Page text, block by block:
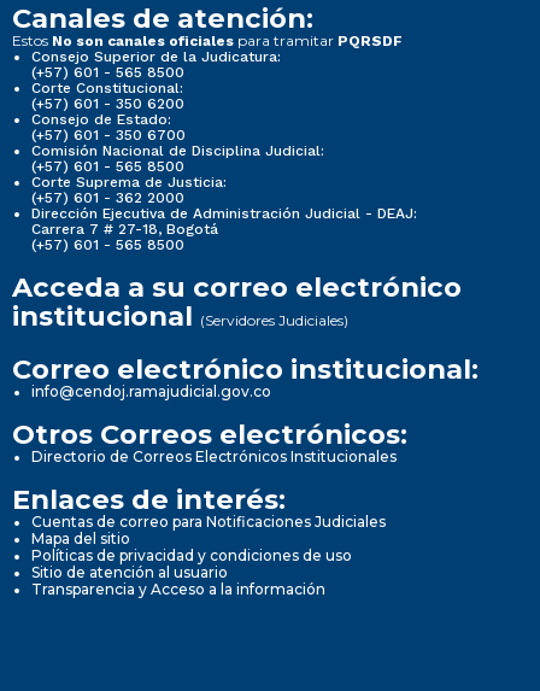
Canales de atención:
Estos No son canales oficiales para tramitar PQRSDF
Consejo Superior de la Judicatura:
(+57) 601 - 565 8500
Corte Constitucional:
(+57) 601 - 350 6200
Consejo de Estado:
(+57) 601 - 350 6700
Comisión Nacional de Disciplina Judicial:
(+57) 601 - 565 8500
Corte Suprema de Justicia:
(+57) 601 - 362 2000
Dirección Ejecutiva de Administración Judicial - DEAJ:
Carrera 7 # 27-18, Bogotá
(+57) 601 - 565 8500
Acceda a su correo electrónico
institucional (Servidores Judiciales)
Correo electrónico institucional:
info@cendoj.ramajudicial.gov.co
Otros Correos electrónicos:
Directorio de Correos Electrónicos Institucionales
Enlaces de interés:
Cuentas de correo para Notificaciones Judiciales
Mapa del sitio
Políticas de privacidad y condiciones de uso
Sitio de atención al usuario
Transparencia y Acceso a la información